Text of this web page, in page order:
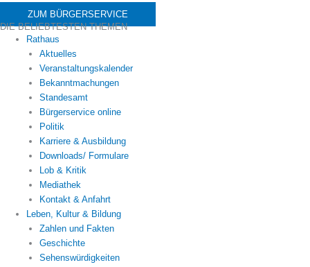
ZUM BÜRGERSERVICE
DIE BELIEBTESTEN THEMEN
Rathaus
Aktuelles
Veranstaltungskalender
Bekanntmachungen
Standesamt
Bürgerservice online
Politik
Karriere & Ausbildung
Downloads/ Formulare
Lob & Kritik
Mediathek
Kontakt & Anfahrt
Leben, Kultur & Bildung
Zahlen und Fakten
Geschichte
Sehenswürdigkeiten